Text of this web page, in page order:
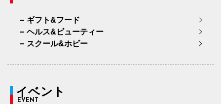
ギフト&フード
ヘルス&ビューティー
スクール&ホビー
イベント
EVENT